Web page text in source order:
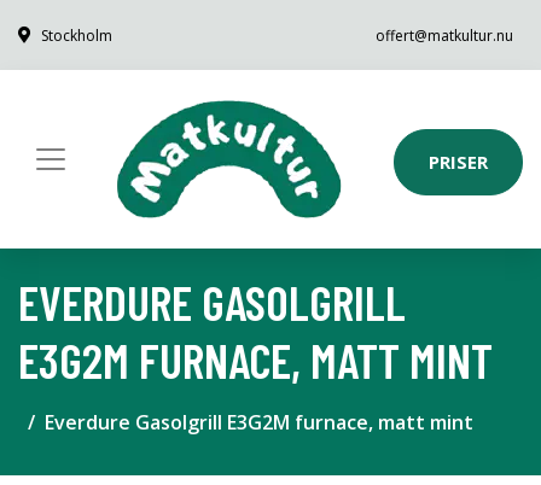
Stockholm offert@matkultur.nu
PRISER
EVERDURE GASOLGRILL
E3G2M FURNACE, MATT MINT
Everdure Gasolgrill E3G2M furnace, matt mint